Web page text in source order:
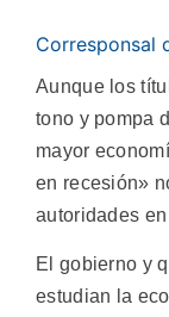
Corresponsal
Aunque los
tono y pompa
mayor
en recesión»
autoridades
El gobierno y
estudian la